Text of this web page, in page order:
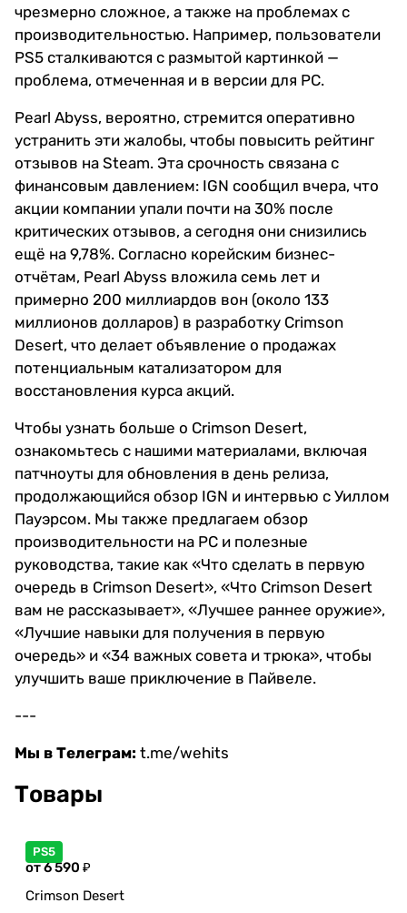
чрезмерно сложное, а также на проблемах с
производительностью. Например, пользователи
PS5 сталкиваются с размытой картинкой —
проблема, отмеченная и в версии для PC.
Pearl Abyss, вероятно, стремится оперативно
устранить эти жалобы, чтобы повысить рейтинг
отзывов на Steam. Эта срочность связана с
финансовым давлением: IGN сообщил вчера, что
акции компании упали почти на 30% после
критических отзывов, а сегодня они снизились
ещё на 9,78%. Согласно корейским бизнес-
отчётам, Pearl Abyss вложила семь лет и
примерно 200 миллиардов вон (около 133
миллионов долларов) в разработку Crimson
Desert, что делает объявление о продажах
потенциальным катализатором для
восстановления курса акций.
Чтобы узнать больше о Crimson Desert,
ознакомьтесь с нашими материалами, включая
патчноуты для обновления в день релиза,
продолжающийся обзор IGN и интервью с Уиллом
Пауэрсом. Мы также предлагаем обзор
производительности на PC и полезные
руководства, такие как «Что сделать в первую
очередь в Crimson Desert», «Что Crimson Desert
вам не рассказывает», «Лучшее раннее оружие»,
«Лучшие навыки для получения в первую
очередь» и «34 важных совета и трюка», чтобы
улучшить ваше приключение в Пайвеле.
---
Мы в Телеграм: t.me/wehits
Товары
PS5
от 6 590 ₽
Crimson Desert